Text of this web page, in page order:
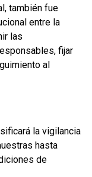
también fue
entre la
las
fijar
al
la vigilancia
hasta
de